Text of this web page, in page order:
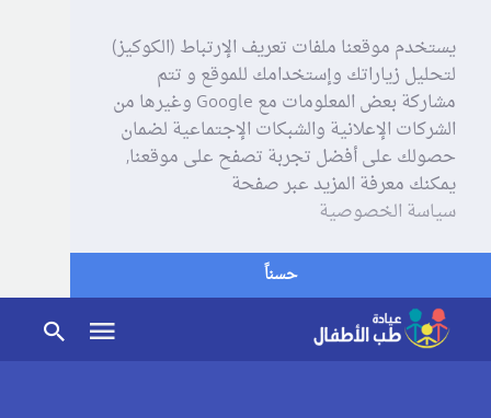
يستخدم موقعنا ملفات تعريف الإرتباط (الكوكيز)
لتحليل زياراتك وإستخدامك للموقع و تتم
مشاركة بعض المعلومات مع Google وغيرها من
الشركات الإعلانية والشبكات الإجتماعية لضمان
حصولك على أفضل تجربة تصفح على موقعنا,
يمكنك معرفة المزيد عبر صفحة
سياسة الخصوصية
حسناً